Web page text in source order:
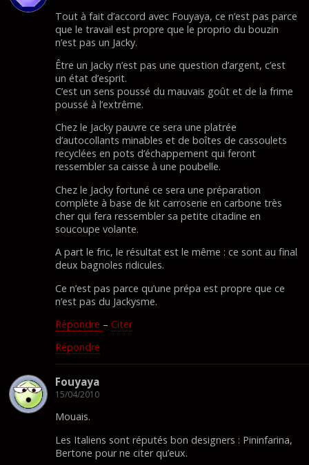
Tout à fait d’accord avec Fouyaya, ce n’est pas parce
que le travail est propre que le proprio du bouzin
n’est pas un Jacky.
Être un Jacky n’est pas une question d’argent, c’est
un état d’esprit.
C’est un sens poussé du mauvais goût et de la frime
poussé à l’extrême.
Chez le Jacky pauvre ce sera une platrée
d’autocollants minables et de boîtes de cassoulets
recyclées en pots d’échappement qui feront
ressembler sa caisse à une poubelle.
Chez le Jacky fortuné ce sera une préparation
complète à base de kit carroserie en carbone très
cher qui fera ressembler sa petite citadine en
soucoupe volante.
A part le fric, le résultat est le même : ce sont au final
deux bagnoles ridicules.
Ce n’est pas parce qu’une prépa est propre que ce
n’est pas du Jackysme.
Répondre – Citer
Répondre
Fouyaya
15/04/2010
Mouais.
Les Italiens sont réputés bon designers : Pininfarina,
Bertone pour ne citer qu’eux.